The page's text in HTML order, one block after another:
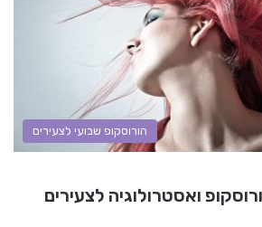
הורוסקופ שבועי לצעירים
ואסטרולוגיה לצעירים